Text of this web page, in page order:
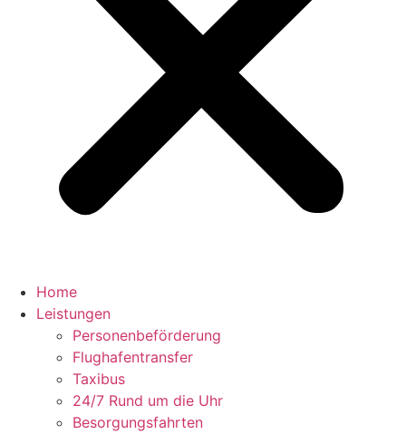
Home
Leistungen
Personenbeförderung
Flughafentransfer
Taxibus
24/7 Rund um die Uhr
Besorgungsfahrten